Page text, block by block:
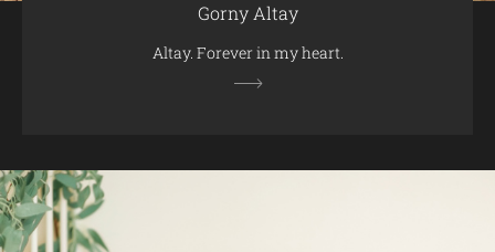
Gorny Altay
Altay. Forever in my heart.